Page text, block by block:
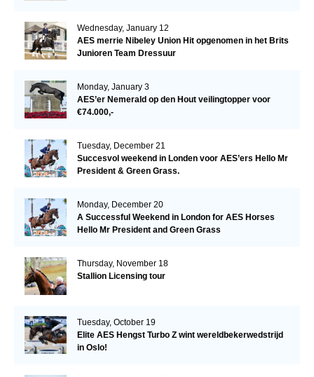
Wednesday, January 12
AES merrie Nibeley Union Hit opgenomen in het Brits
Junioren Team Dressuur
Monday, January 3
AES’er Nemerald op den Hout veilingtopper voor
€74.000,-
Tuesday, December 21
Succesvol weekend in Londen voor AES’ers Hello Mr
President & Green Grass.
Monday, December 20
A Successful Weekend in London for AES Horses
Hello Mr President and Green Grass
Thursday, November 18
Stallion Licensing tour
Tuesday, October 19
Elite AES Hengst Turbo Z wint wereldbekerwedstrijd
in Oslo!